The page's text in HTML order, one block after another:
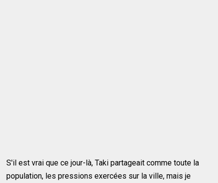
S'il est vrai que ce jour-là, Taki partageait comme toute la
population, les pressions exercées sur la ville, mais je